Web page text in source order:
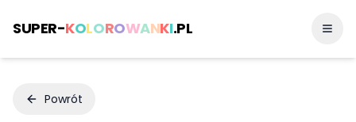
SUPER-KOLOROWANKI.PL
Powrót